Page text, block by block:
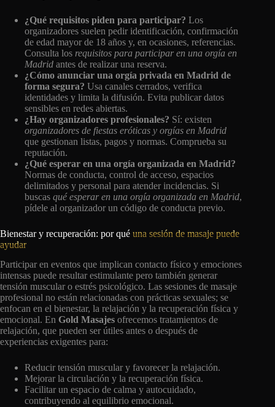
¿Qué requisitos piden para participar? Los
organizadores suelen pedir identificación, confirmación
de edad mayor de 18 años y, en ocasiones, referencias.
Consulta los requisitos para participar en una orgía en
Madrid antes de realizar una reserva.
¿Cómo anunciar una orgía privada en Madrid de
forma segura? Usa canales cerrados, verifica
identidades y limita la difusión. Evita publicar datos
sensibles en redes abiertas.
¿Hay organizadores profesionales? Sí: existen
organizadores de fiestas eróticas y orgías en Madrid
que gestionan listas, pagos y normas. Comprueba su
reputación.
¿Qué esperar en una orgía organizada en Madrid?
Normas de conducta, control de acceso, espacios
delimitados y personal para atender incidencias. Si
buscas qué esperar en una orgía organizada en Madrid,
pídele al organizador un código de conducta previo.
Bienestar y recuperación: por qué una sesión de masaje puede
ayudar
Participar en eventos que implican contacto físico y emociones
intensas puede resultar estimulante pero también generar
tensión muscular o estrés psicológico. Las sesiones de masaje
profesional no están relacionadas con prácticas sexuales; se
enfocan en el bienestar, la relajación y la recuperación física y
emocional. En Gold Masajes ofrecemos tratamientos de
relajación, que pueden ser útiles antes o después de
experiencias exigentes para:
Reducir tensión muscular y favorecer la relajación.
Mejorar la circulación y la recuperación física.
Facilitar un espacio de calma y autocuidado,
contribuyendo al equilibrio emocional.